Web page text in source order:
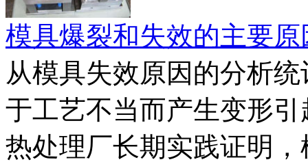
模具爆裂和失效的主要原
从模具失效原因的分析
于工艺不当而产生变形
热处理厂长期实践证明